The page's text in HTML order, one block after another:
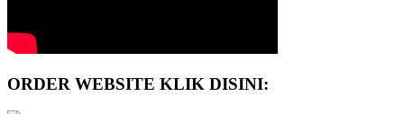
ORDER WEBSITE KLIK DISINI: